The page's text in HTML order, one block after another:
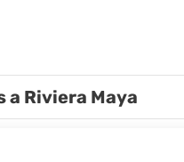
a Riviera Maya